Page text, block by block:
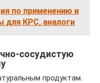
по применению и
для КРС, аналоги
сосудистую
продуктам.